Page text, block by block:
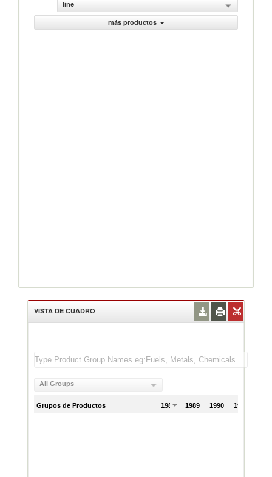
line
más productos
VISTA DE CUADRO
All Groups
Grupos de Productos 1988 1989 1990 1991